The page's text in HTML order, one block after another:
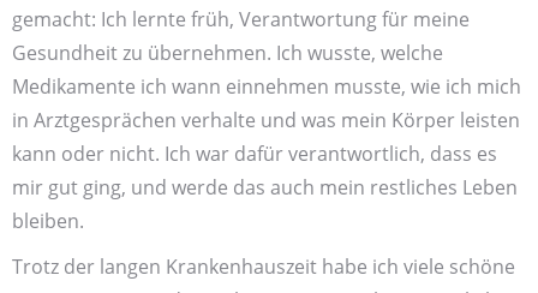
gemacht: Ich lernte früh, Verantwortung für meine
Gesund­heit zu übernehmen. Ich wusste, welche
Medikamente ich wann ein­nehmen musste, wie ich mich
in Arzt­gesprächen verhalte und was mein Körper leisten
kann oder nicht. Ich war dafür verant­wortlich, dass es
mir gut ging, und werde das auch mein rest­liches Leben
bleiben.
Trotz der langen Kranken­hauszeit habe ich viele schöne